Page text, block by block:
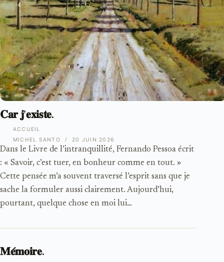
ACCUEIL
𝐂𝐚𝐫 𝐣’𝐞𝐱𝐢𝐬𝐭𝐞.
Dans le Livre de l’intranquillité, Fernando Pessoa écrit
: « Savoir, c’est tuer, en bonheur comme en tout. »
Cette pensée m’a souvent traversé l’esprit sans que je
sache la formuler aussi clairement. Aujourd’hui,
pourtant, quelque chose en moi lui…
MICHEL SANTO 20 JUIN 2026
𝐌𝐞́𝐦𝐨𝐢𝐫𝐞.